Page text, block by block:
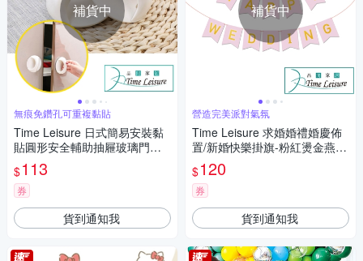
補貨中
無痕免鑽孔可重複黏貼
Time Leisure 日式簡易安裝黏
貼圓形安全輔助抽屜玻璃門把
白
$113
券
貨到通知我
補貨中
營造完美派對氣氛
Time Leisure 求婚婚禮婚慶佈
置/新婚快樂掛旗-粉紅燙金燕尾
旗
$120
券
貨到通知我